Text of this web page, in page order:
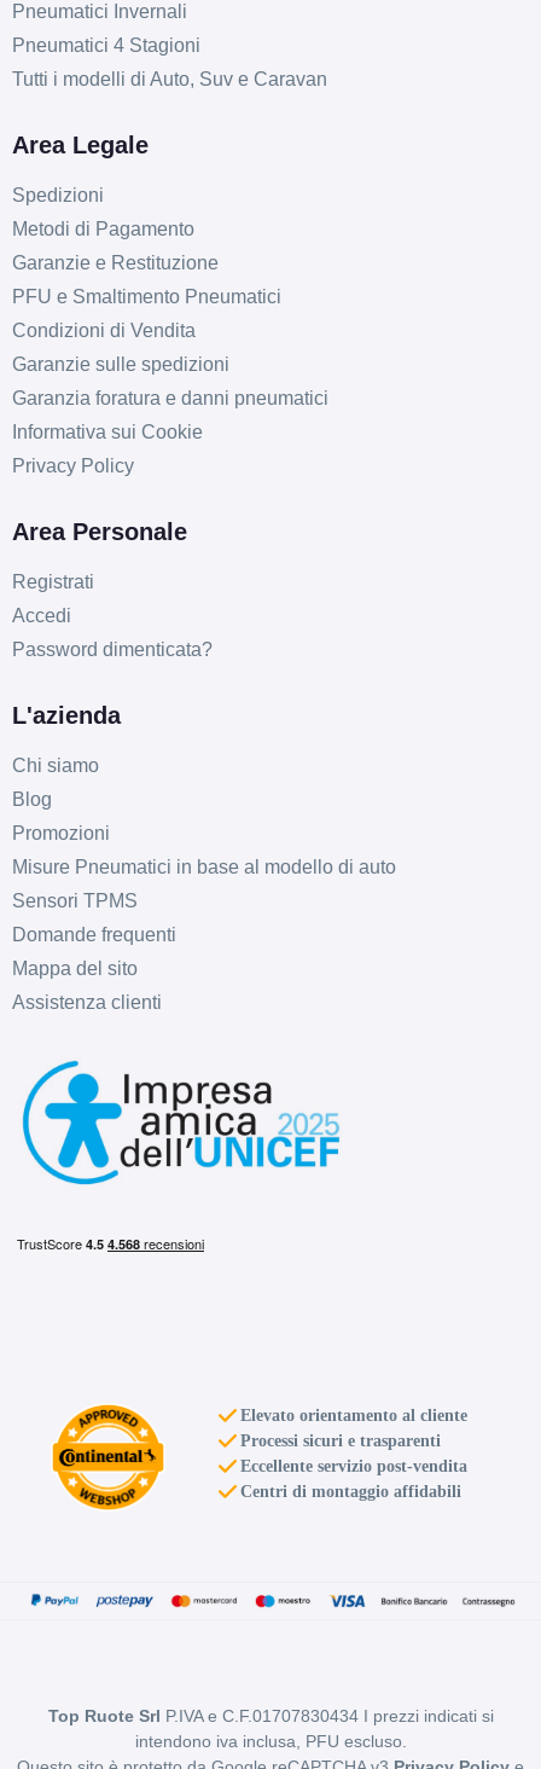
Pneumatici Invernali
Pneumatici 4 Stagioni
Tutti i modelli di Auto, Suv e Caravan
Area Legale
Spedizioni
Metodi di Pagamento
Garanzie e Restituzione
PFU e Smaltimento Pneumatici
Condizioni di Vendita
Garanzie sulle spedizioni
Garanzia foratura e danni pneumatici
Informativa sui Cookie
Privacy Policy
Area Personale
Registrati
Accedi
Password dimenticata?
L'azienda
Chi siamo
Blog
Promozioni
Misure Pneumatici in base al modello di auto
Sensori TPMS
Domande frequenti
Mappa del sito
Assistenza clienti
Elevato orientamento al cliente
Processi sicuri e trasparenti
Eccellente servizio post-vendita
Centri di montaggio affidabili
Top Ruote Srl P.IVA e C.F.01707830434 I prezzi indicati si
intendono iva inclusa, PFU escluso.